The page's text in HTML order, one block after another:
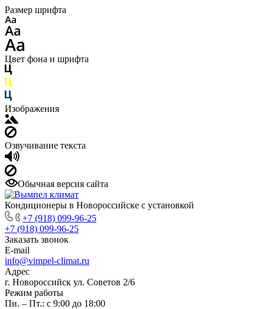
Размер шрифта
Цвет фона и шрифта
Изображения
Озвучивание текста
Обычная версия сайта
Кондиционеры в Новороссийске с установкой
+7 (918) 099-96-25
+7 (918) 099-96-25
Заказать звонок
E-mail
info@vimpel-climat.ru
Адрес
г. Новороссийск ул. Советов 2/6
Режим работы
Пн. – Пт.: с 9:00 до 18:00